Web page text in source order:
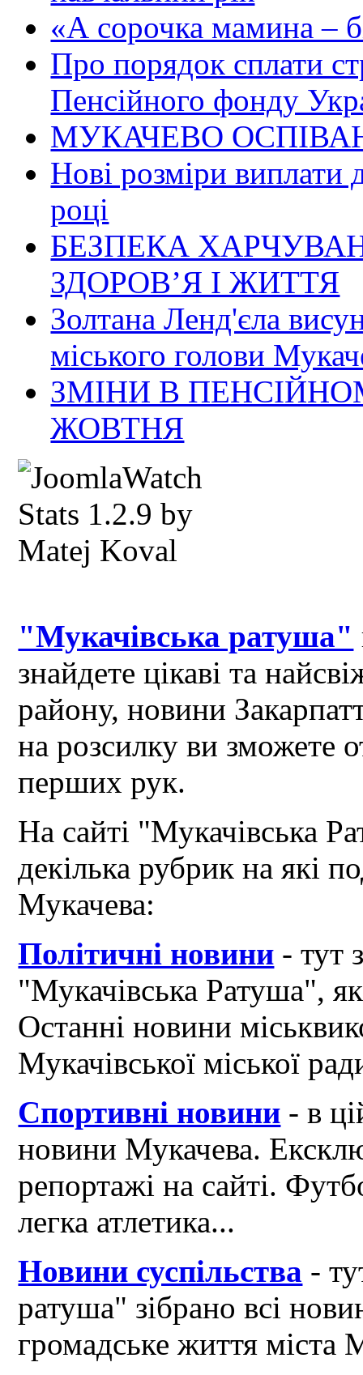
«А сорочка мамина –
Про порядок сплати
Пенсійного фонду
МУКАЧЕВО
Нові розміри виплати
році
БЕЗПЕКА
ЗДОРОВ’Я І ЖИТТЯ
Золтана Ленд'єла
міського голови
ЗМІНИ В
ЖОВТНЯ
"Мукачівська ратуша"
знайдете цікаві та
району, новини
на розсилку ви зможете
перших рук.
На сайті "Мукачівська
декілька рубрик на які
Мукачева:
Політичні новини - тут
"Мукачівська Ратуша",
Останні новини
Мукачівської міської
Спортивні новини - в
новини Мукачева.
репортажі на сайті.
легка атлетика...
Новини суспільства -
ратуша" зібрано всі
громадське життя міста